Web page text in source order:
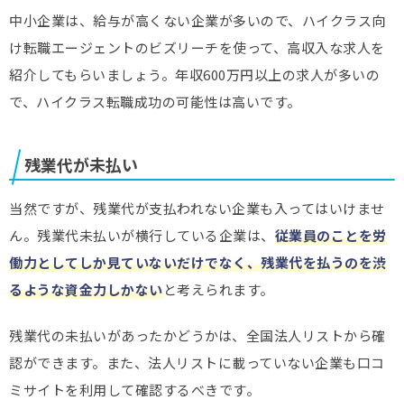
中小企業は、給与が高くない企業が多いので、ハイクラス向
け転職エージェントのビズリーチを使って、高収入な求人を
紹介してもらいましょう。年収600万円以上の求人が多いの
で、ハイクラス転職成功の可能性は高いです。
残業代が未払い
当然ですが、残業代が支払われない企業も入ってはいけませ
ん。残業代未払いが横行している企業は、 従業員のことを労
働力としてしか見ていないだけでなく、残業代を払うのを渋
るような資金力しかないと考えられます。
残業代の未払いがあったかどうかは、全国法人リストから確
認ができます。また、法人リストに載っていない企業も口コ
ミサイトを利用して確認するべきです。